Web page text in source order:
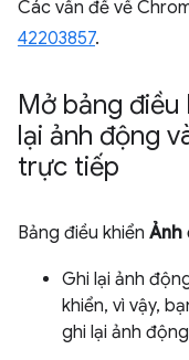
Các vấn đề về
42203857.
Mở bảng điều
lại ảnh động
trực tiếp
Bảng điều khiển Ảnh
Ghi lại ảnh
khiển, vì vậy,
ghi lại ảnh